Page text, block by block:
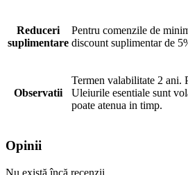
Reduceri
suplimentare
Pentru comenzile de
discount suplimentar de
Observatii
Termen valabilitate 2 ani.
Uleiurile esentiale sunt
poate atenua in timp.
Opinii
Nu există încă recenzii.